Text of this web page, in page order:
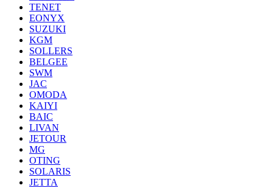
TENET
EONYX
SUZUKI
KGM
SOLLERS
BELGEE
SWM
JAC
OMODA
KAIYI
BAIC
LIVAN
JETOUR
MG
OTING
SOLARIS
JETTA